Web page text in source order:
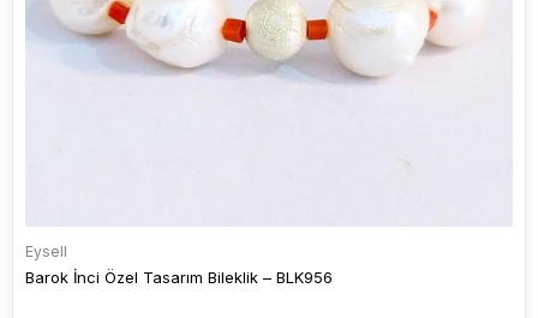
Eysell
Barok İnci Özel Tasarım Bileklik – BLK956